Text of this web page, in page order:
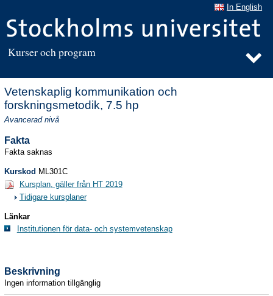
In English
Kurser och program
Vetenskaplig kommunikation och
forskningsmetodik, 7.5 hp
Avancerad nivå
Fakta
Fakta saknas
Kurskod ML301C
Kursplan, gäller från HT 2019
Tidigare kursplaner
Länkar
Institutionen för data- och systemvetenskap
Beskrivning
Ingen information tillgänglig